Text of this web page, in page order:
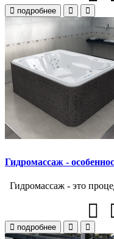
подробнее
Гидромассаж -
Гидромассаж - это
подробнее